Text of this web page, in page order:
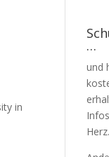
in
…
und
Herz.